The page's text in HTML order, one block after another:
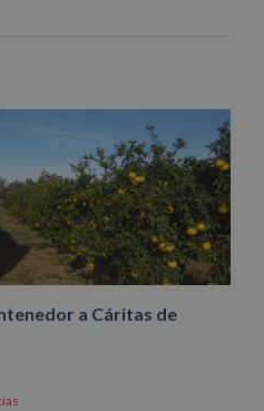
a Cáritas de